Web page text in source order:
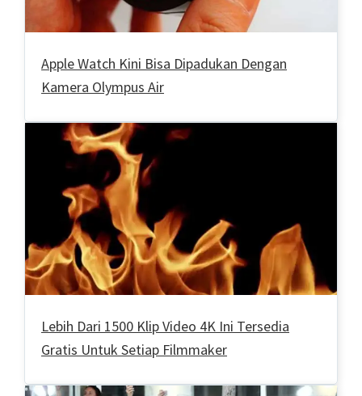
Apple Watch Kini Bisa Dipadukan Dengan
Kamera Olympus Air
Lebih Dari 1500 Klip Video 4K Ini Tersedia
Gratis Untuk Setiap Filmmaker